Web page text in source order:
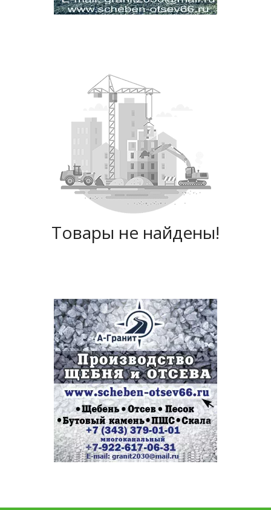
Товары не найдены!